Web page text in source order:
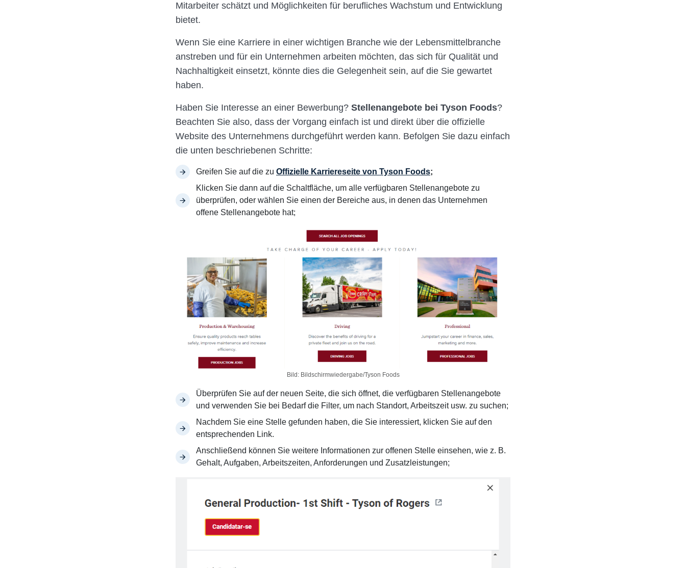
Mitarbeiter schätzt und Möglichkeiten für berufliches Wachstum und Entwicklung
bietet.
Wenn Sie eine Karriere in einer wichtigen Branche wie der Lebensmittelbranche
anstreben und für ein Unternehmen arbeiten möchten, das sich für Qualität und
Nachhaltigkeit einsetzt, könnte dies die Gelegenheit sein, auf die Sie gewartet
haben.
Haben Sie Interesse an einer Bewerbung? Stellenangebote bei Tyson Foods?
Beachten Sie also, dass der Vorgang einfach ist und direkt über die offizielle
Website des Unternehmens durchgeführt werden kann. Befolgen Sie dazu einfach
die unten beschriebenen Schritte:
Greifen Sie auf die zu Offizielle Karriereseite von Tyson Foods;
Klicken Sie dann auf die Schaltfläche, um alle verfügbaren Stellenangebote zu
überprüfen, oder wählen Sie einen der Bereiche aus, in denen das Unternehmen
offene Stellenangebote hat;
Bild: Bildschirmwiedergabe/Tyson Foods
Überprüfen Sie auf der neuen Seite, die sich öffnet, die verfügbaren Stellenangebote
und verwenden Sie bei Bedarf die Filter, um nach Standort, Arbeitszeit usw. zu suchen;
Nachdem Sie eine Stelle gefunden haben, die Sie interessiert, klicken Sie auf den
entsprechenden Link.
Anschließend können Sie weitere Informationen zur offenen Stelle einsehen, wie z. B.
Gehalt, Aufgaben, Arbeitszeiten, Anforderungen und Zusatzleistungen;